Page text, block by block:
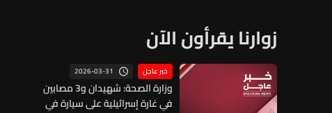
زوارنا يقرأون الآن
خبر عاجل 2026-03-31
وزارة الصحة: شهيدان و3 مصابين
في غارة إسرائيلية على سيارة في